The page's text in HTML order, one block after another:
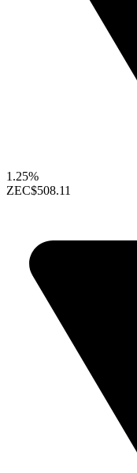
1.25%
ZEC$508.11